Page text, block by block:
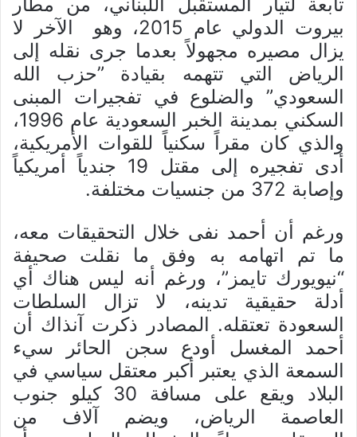
بيروت الدولي عام 2015، وهو الآخر لا
يزال مصيره مجهولاً بعدما جرى نقله إلى
الرياض التي تتهمه بقيادة ”حزب الله
السعودي” والضلوع في تفجيرات المبنى
السكني بمدينة الخبر السعودية عام 1996،
والذي كان مقراً سكنياً للقوات الأمريكية،
أدى تفجيره إلى مقتل 19 جندياً أمريكياً
وإصابة 372 من جنسيات مختلفة.
ورغم أن أحمد نفى خلال التحقيقات معه،
ما تم اتهامه به وفق ما نقلت صحيفة
“نيويورك تايمز”، ورغم أنه ليس هناك أي
أدلة حقيقية تدينه، لا تزال السلطات
السعودة تعتقله. المصادر ذكرت آنذاك أن
أحمد المغسل أودع سجن الحائر سيء
السمعة الذي يعتبر أكبر معتقل سياسي في
البلاد ويقع على مسافة 30 كيلو جنوب
العاصمة الرياض، ويضم آلاف من